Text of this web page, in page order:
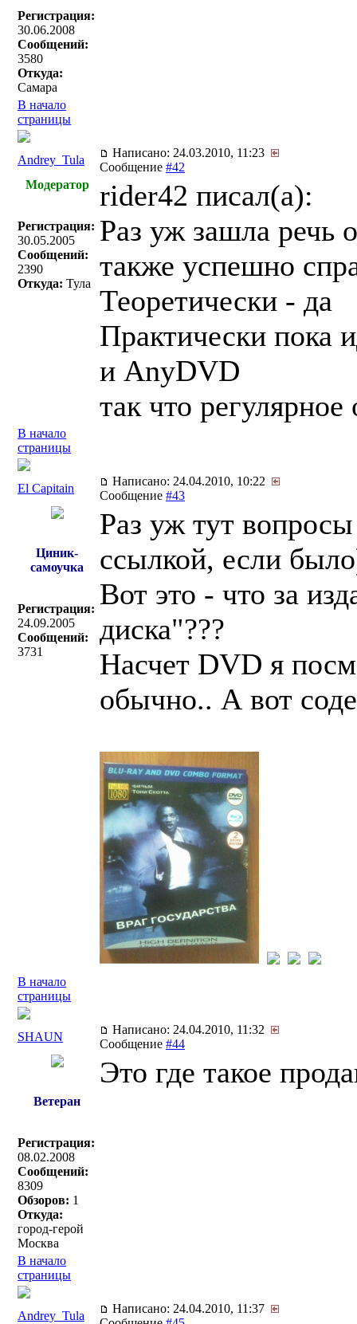
Регистрация:
30.06.2008
Сообщений:
3580
Откуда:
Самара
В начало
страницы
Andrey_Tula
Написано: 24.03.2010, 11:23
Сообщение #42
Модератор
Регистрация:
30.05.2005
Сообщений:
2390
Откуда: Тула
rider42 писал(a):
Раз уж зашла речь
также успешно
Теоретически - да
Практически пока
и AnyDVD
так что
В начало
страницы
El Capitain
Написано: 24.04.2010, 10:22
Сообщение #43
Циник-
самоучка
Регистрация:
24.09.2005
Сообщений:
3731
Раз уж тут
ссылкой, если
Вот это - что за
диска"???
Насчет DVD я
обычно.. А вот
В начало
страницы
SHAUN
Написано: 24.04.2010, 11:32
Сообщение #44
Ветеран
Регистрация:
08.02.2008
Сообщений:
8309
Обзоров: 1
Откуда:
город-герой
Москва
Это где такое
В начало
страницы
Andrey_Tula
Написано: 24.04.2010, 11:37